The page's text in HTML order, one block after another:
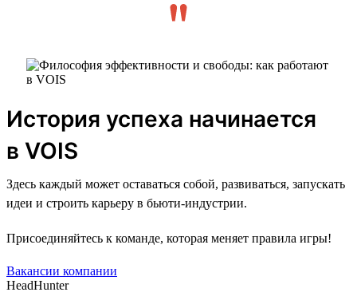
История успеха начинается
в VOIS
Здесь каждый может оставаться собой, развиваться, запускать
идеи и строить карьеру в бьюти-индустрии.
Присоединяйтесь к команде, которая меняет правила игры!
Вакансии компании
HeadHunter